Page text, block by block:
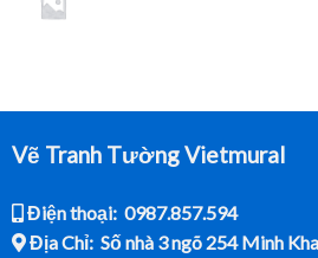
Vẽ Tranh Tường Vietmural
Điện thoại: 0987.857.594
Địa Chỉ: Số nhà 3 ngõ 254 Minh